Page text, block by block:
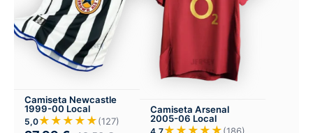
Camiseta Newcastle
1999-00 Local
5,0★★★★★(127)
Camiseta Arsenal
2005-06 Local
★★★★★